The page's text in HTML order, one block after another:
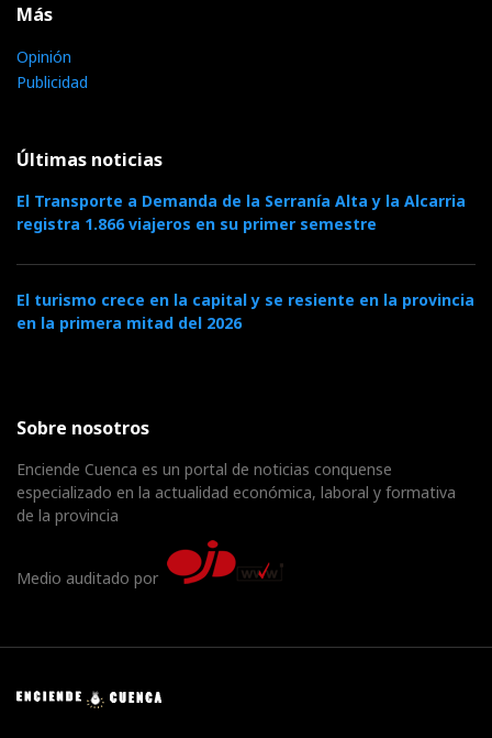
Más
Opinión
Publicidad
Últimas noticias
El Transporte a Demanda de la Serranía Alta y la Alcarria
registra 1.866 viajeros en su primer semestre
El turismo crece en la capital y se resiente en la provincia
en la primera mitad del 2026
Sobre nosotros
Enciende Cuenca es un portal de noticias conquense
especializado en la actualidad económica, laboral y formativa
de la provincia
Medio auditado por